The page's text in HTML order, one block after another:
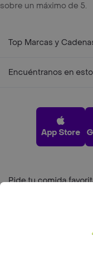
sobre un máximo de 5.
Top Marcas y
Encuéntranos en
App Store
Pide tu comida